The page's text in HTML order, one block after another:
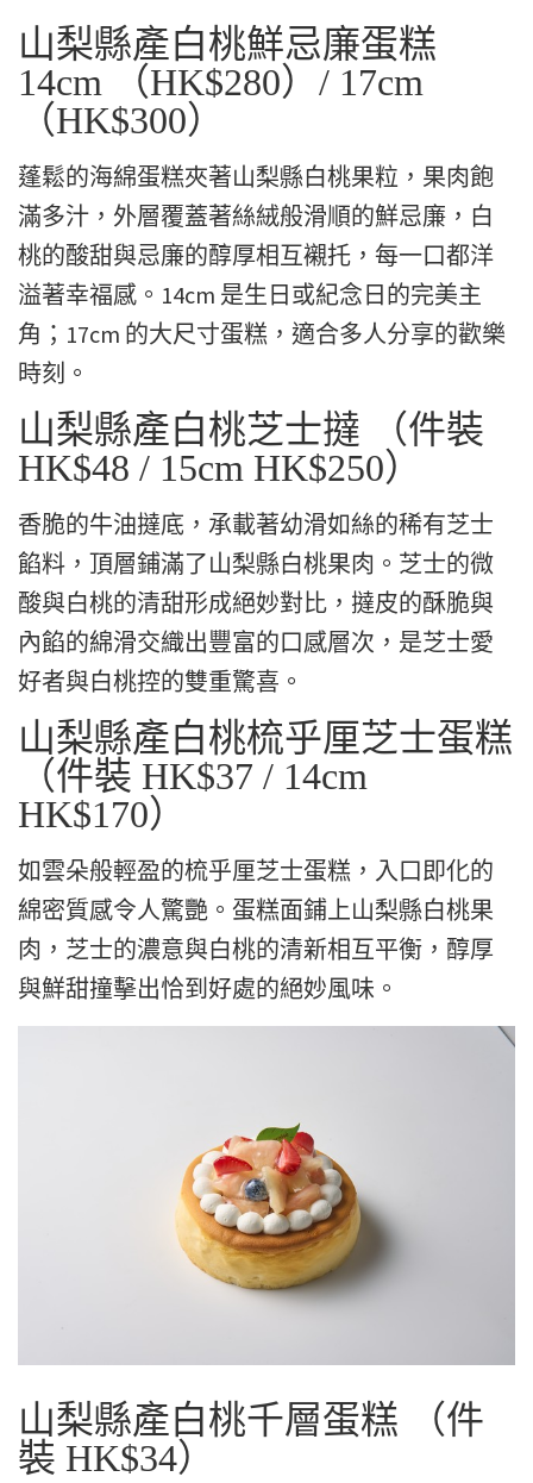
山梨縣產白桃鮮忌廉蛋糕
14cm （HK$280）/ 17cm
（HK$300）
蓬鬆的海綿蛋糕夾著山梨縣白桃果粒，果肉飽
滿多汁，外層覆蓋著絲絨般滑順的鮮忌廉，白
桃的酸甜與忌廉的醇厚相互襯托，每一口都洋
溢著幸福感。14cm 是生日或紀念日的完美主
角；17cm 的大尺寸蛋糕，適合多人分享的歡樂
時刻。
山梨縣產白桃芝士撻 （件裝
HK$48 / 15cm HK$250）
香脆的牛油撻底，承載著幼滑如絲的稀有芝士
餡料，頂層鋪滿了山梨縣白桃果肉。芝士的微
酸與白桃的清甜形成絕妙對比，撻皮的酥脆與
內餡的綿滑交織出豐富的口感層次，是芝士愛
好者與白桃控的雙重驚喜。
山梨縣產白桃梳乎厘芝士蛋糕
（件裝 HK$37 / 14cm
HK$170）
如雲朵般輕盈的梳乎厘芝士蛋糕，入口即化的
綿密質感令人驚艷。蛋糕面鋪上山梨縣白桃果
肉，芝士的濃意與白桃的清新相互平衡，醇厚
與鮮甜撞擊出恰到好處的絕妙風味。
山梨縣產白桃千層蛋糕 （件
裝 HK$34）